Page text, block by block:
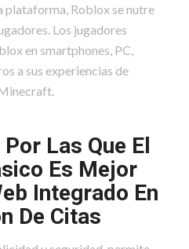
Roblox se nutre
Los jugadores
en smartphones, PC,
a sus experiencias de
Las Que El
Es Mejor
Integrado En
De Citas